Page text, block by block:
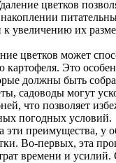
цветков
накоплении
к увеличению их
цветков может
картофеля. Это
должны быть
садоводы могут
что позволяет
погодных условий.
эти преимущества, у
Во-первых, эта
времени и